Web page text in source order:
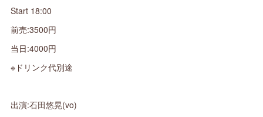
Start 18:00
前売:3500円
当日:4000円
※ドリンク代別途
出演:石田悠晃(vo)